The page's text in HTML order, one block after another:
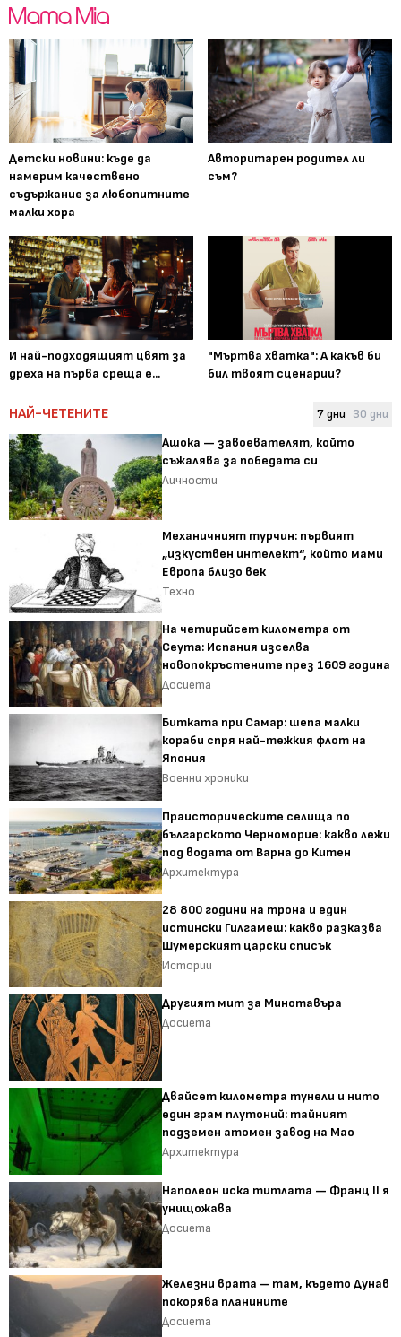
Детски новини: къде да
намерим качествено
съдържание за любопитните
малки хора
Авторитарен родител ли
съм?
И най-подходящият цвят за
дреха на първа среща е...
"Мъртва хватка": А какъв би
бил твоят сценарии?
НАЙ-ЧЕТЕНИТЕ 7 дни 30 дни
Ашока — завоевателят, който
съжалява за победата си
Личности
Механичният турчин: първият
„изкуствен интелект“, който мами
Европа близо век
Техно
На четирийсет километра от
Сеута: Испания изселва
новопокръстените през 1609 година
Досиета
Битката при Самар: шепа малки
кораби спря най-тежкия флот на
Япония
Военни хроники
Праисторическите селища по
българското Черноморие: какво лежи
под водата от Варна до Китен
Архитектура
28 800 години на трона и един
истински Гилгамеш: какво разказва
Шумерският царски списък
Истории
Другият мит за Минотавъра
Досиета
Двайсет километра тунели и нито
един грам плутоний: тайният
подземен атомен завод на Мао
Архитектура
Наполеон иска титлата — Франц II я
унищожава
Досиета
Железни врата – там, където Дунав
покорява планините
Досиета